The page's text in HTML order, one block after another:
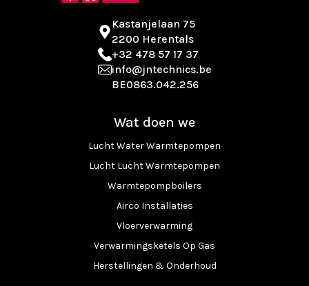
Kastanjelaan 75
2200 Herentals
+32 478 57 17 37
info@jntechnics.be
BE0863.042.256
Wat doen we
Lucht Water Warmtepompen
Lucht Lucht Warmtepompen
Warmtepompboilers
Airco Installaties
Vloerverwarming
Verwarmingsketels Op Gas
Herstellingen & Onderhoud